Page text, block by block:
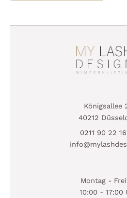
auf.
Optionen
können
auf
gewählt
werden
Königsallee
40212
0211 90 22
Montag -
10:00 - 17:00